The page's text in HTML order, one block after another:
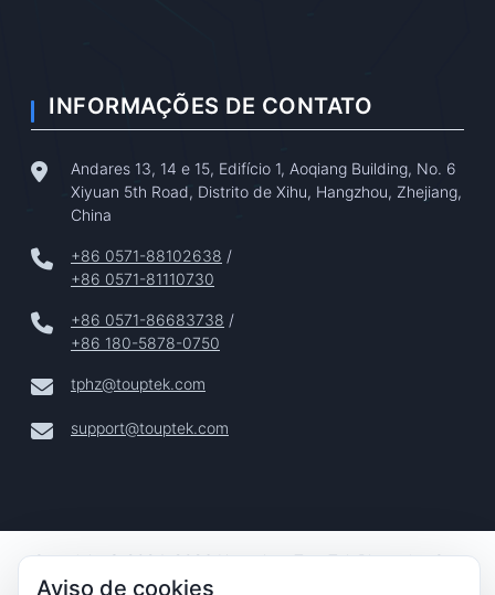
INFORMAÇÕES DE CONTATO
Andares 13, 14 e 15, Edifício 1, Aoqiang Building, No. 6
Xiyuan 5th Road, Distrito de Xihu, Hangzhou, Zhejiang,
China
+86 0571-88102638 /
+86 0571-81110730
+86 0571-86683738 /
+86 180-5878-0750
tphz@touptek.com
support@touptek.com
Copyright © 2024–2026 Hangzhou ToupTek Photonics Co.,
Ltd. Todos Os Direitos Reservados |
Aviso de cookies